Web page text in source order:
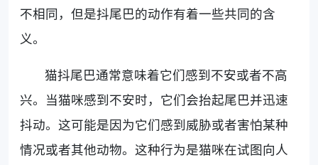
不相同，但是抖尾巴的动作有着一些共同的含
义。
猫抖尾巴通常意味着它们感到不安或者不高
兴。当猫咪感到不安时，它们会抬起尾巴并迅速
抖动。这可能是因为它们感到威胁或者害怕某种
情况或者其他动物。这种行为是猫咪在试图向人